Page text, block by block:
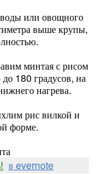
или овощного
выше крупы,
минтая с рисом
180 градусов, на
нагрева.
рис вилкой и
форме.
в evernote